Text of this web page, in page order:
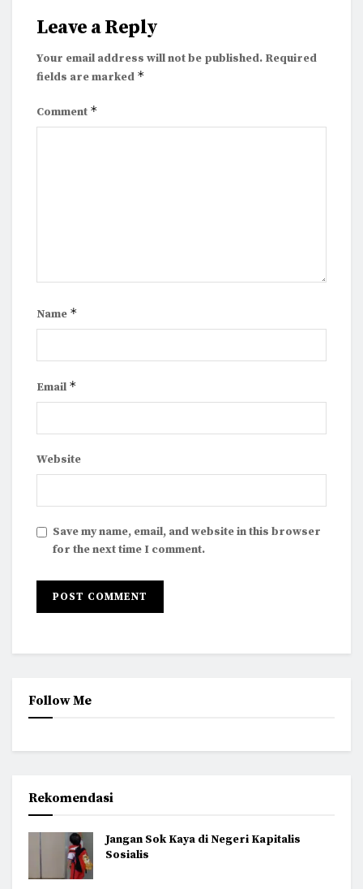
Leave a Reply
Your email address will not be published. Required
fields are marked *
Comment *
Name *
Email *
Website
Save my name, email, and website in this browser
for the next time I comment.
Follow Me
Rekomendasi
Jangan Sok Kaya di Negeri Kapitalis
Sosialis